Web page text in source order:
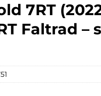
7RT
Faltrad –